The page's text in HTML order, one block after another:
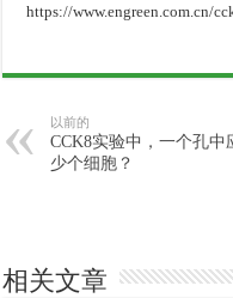
https://www.engreen.com.cn/
以前的
CCK8实验中，一个孔中
少个细胞？
相关文章